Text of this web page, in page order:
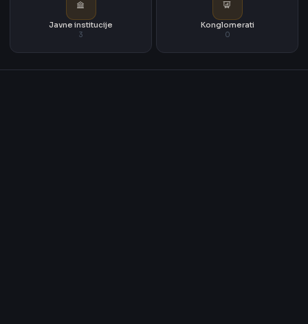
Javne institucije
3
Konglomerati
0